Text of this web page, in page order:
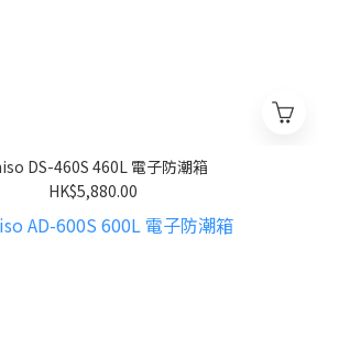
DS-460S 460L 電子防潮箱
HK$5,880.00